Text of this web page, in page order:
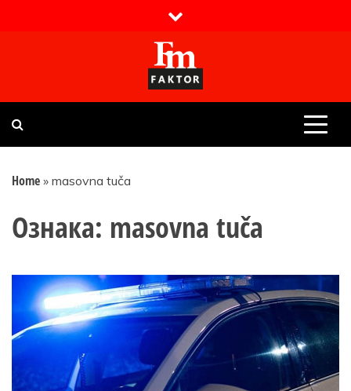
Faktor magazin
Uvijek presudan
Home » masovna tuča
Ознака: masovna tuča